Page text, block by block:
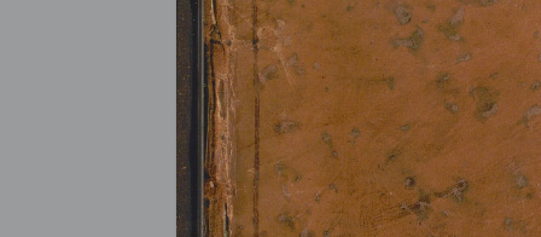
l'économie des végétaux, de leurs vertus médico & nutritivo-
électriques, & principalement des moyens de pratique de l'appliquer
utilement à l'agriculture, avec l'invention d'un électro-végétometre .
Avec figures en taille-douce. Par M. l'Abbé Bertholon, de S. Lazare,
professeur de physique expérimentale des états généraux de la
province de Languedoc ... - Bertholon, Pierre Nicolas (abbé ; 1742-